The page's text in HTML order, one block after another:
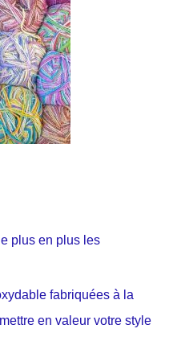
plus en plus les
fabriquées à la
en valeur votre style